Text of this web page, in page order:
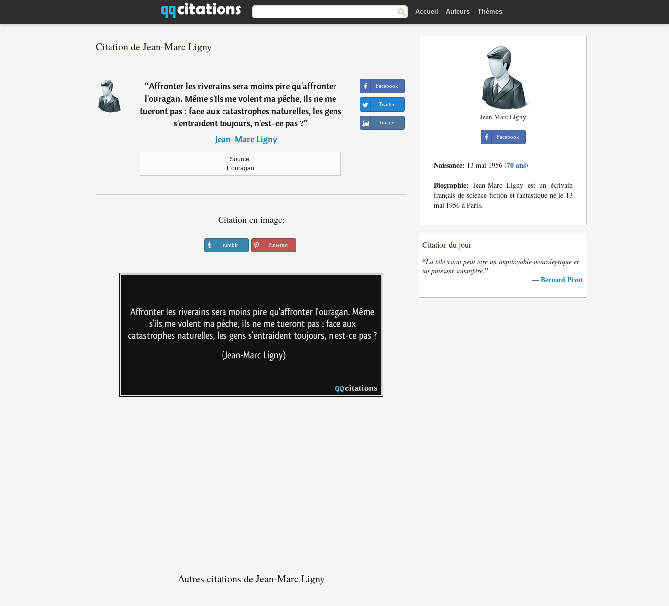
Accueil Auteurs Thèmes
Citation de Jean-Marc Ligny
“Affronter les riverains sera moins pire qu'affronter
l'ouragan. Même s'ils me volent ma pêche, ils ne me
tueront pas : face aux catastrophes naturelles, les gens
s'entraident toujours, n'est-ce pas ?”
―Jean-Marc Ligny
Source:
L'ouragan
Facebook
Twitter
Image
Citation en image:
tumblr Pinterest
Autres citations de Jean-Marc Ligny
Jean-Marc Ligny
Facebook
Naissance: 13 mai 1956 (70 ans)
Biographie: Jean-Marc Ligny est un écrivain
français de science-fiction et fantastique né le 13
mai 1956 à Paris.
Citation du jour
“La télévision peut être un impitoyable neuroleptique et
un puissant somnifère.”
— Bernard Pivot